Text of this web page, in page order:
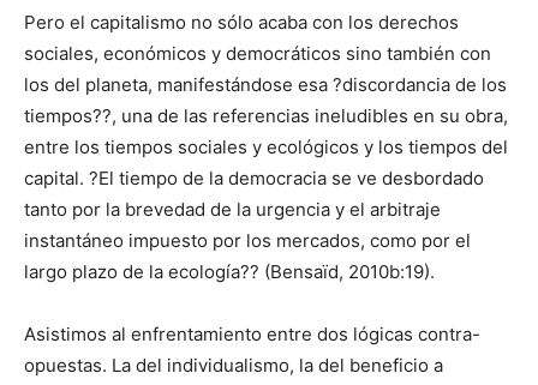
Pero el capitalismo no sólo acaba con los derechos
sociales, económicos y democráticos sino también con
los del planeta, manifestándose esa ?discordancia de los
tiempos??, una de las referencias ineludibles en su obra,
entre los tiempos sociales y ecológicos y los tiempos del
capital. ?El tiempo de la democracia se ve desbordado
tanto por la brevedad de la urgencia y el arbitraje
instantáneo impuesto por los mercados, como por el
largo plazo de la ecología?? (Bensaïd, 2010b:19).
Asistimos al enfrentamiento entre dos lógicas contra-
opuestas. La del individualismo, la del beneficio a